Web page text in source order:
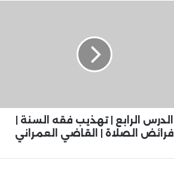
الدرس الرابع | تهذيب فقه السنة |
فرائض الصلاة | القاضي العمراني